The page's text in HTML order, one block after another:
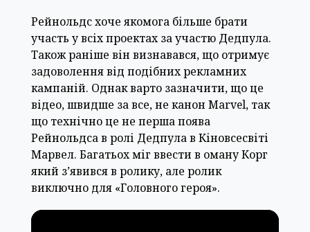
Рейнольдс хоче якомога більше брати
участь у всіх проектах за участю Дедпула.
Також раніше він визнавався, що отримує
задоволення від подібних рекламних
кампаній. Однак варто зазначити, що це
відео, швидше за все, не канон Marvel, так
що технічно це не перша поява
Рейнольдса в ролі Дедпула в Кіновсесвіті
Марвел. Багатьох міг ввести в оману Корг
який з’явився в ролику, але ролик
виключно для «Головного героя».